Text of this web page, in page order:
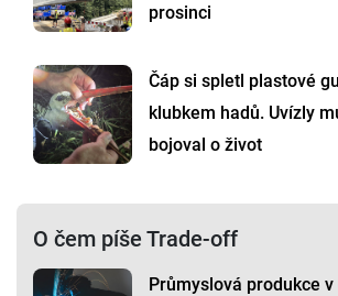
prosinci
Čáp si spletl plastové
klubkem hadů. Uvízly
bojoval o život
O čem píše Trade-off
Průmyslová produkce